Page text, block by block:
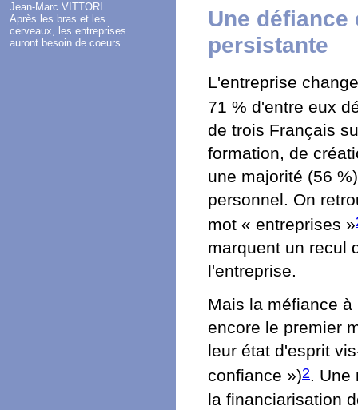
Jean-Marc VITTORI
Après les bras et les
cerveaux, les entreprises
auront besoin de coeurs
Une
persistante
L'entreprise
71 % d'entre eux
de trois Français
formation, de
une majorité (56
personnel. On
mot « entreprises »
marquent un recul
l'entreprise.
Mais la méfiance
encore le premier
leur état d'esprit
confiance »)2. Une
la financiarisation